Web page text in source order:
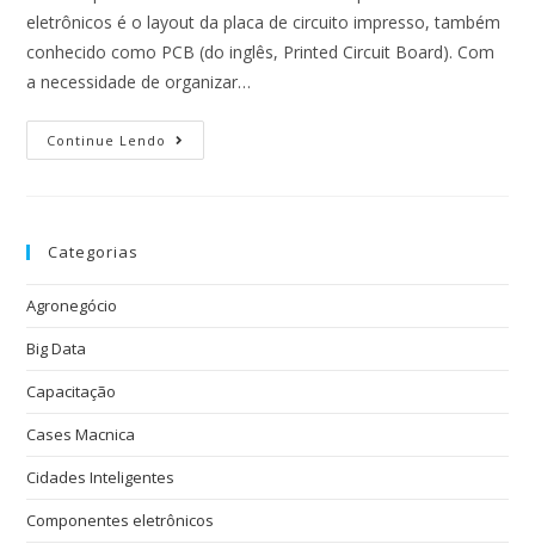
eletrônicos é o layout da placa de circuito impresso, também
conhecido como PCB (do inglês, Printed Circuit Board). Com
a necessidade de organizar…
Continue Lendo
Categorias
Agronegócio
Big Data
Capacitação
Cases Macnica
Cidades Inteligentes
Componentes eletrônicos